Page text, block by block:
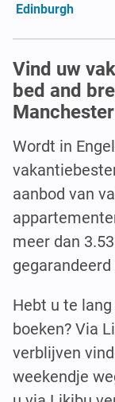
Edinburgh
Vind uw
bed and
Manchester
Wordt in
aanbod van
meer dan
Hebt u te
boeken? Via
verblijven
weekendje